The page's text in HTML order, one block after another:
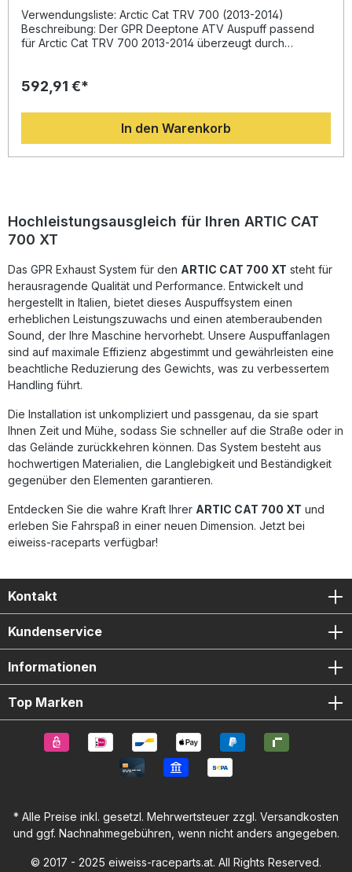
Verwendungsliste: Arctic Cat TRV 700 (2013-2014)
Beschreibung: Der GPR Deeptone ATV Auspuff passend
für Arctic Cat TRV 700 2013-2014 überzeugt durch
homologierte Schalldämpfer eine deutliche
eine signifikante Gewichtsreduktion im Vergleich zur
Serienanlage. Der satten, tiefen Sound können Sie dank
des mitgelieferten, herausnehmbaren db Killers individuell
anpassen. Die Anlage wird inklusive fahrzeugspezifischer
garantieren Langlebigkeit und eine konstant hohe
Produktqualität. Homologierter Endschalldämpfer mit
entnehmbarem db Killer Deutliche Verbesserung von
– einfache Montage Gefertigt in Italien, DIN-zertifizierte
Qualität Inklusive fahrzeugspezifischer Halterungen und
Zubehör Lieferumfang: GPR Deeptone ATV
Endschalldämpfer Herausnehmbarer db Killer
Verbindungsrohr (Link Pipe) Fahrzeugspezifische
Halterungen Montagezubehör
592,91 €*
In den Warenkorb
Hochleistungsausgleich für Ihren ARTIC CAT
700 XT
Das GPR Exhaust System für den ARTIC CAT 700 XT steht für
herausragende Qualität und Performance. Entwickelt und
hergestellt in Italien, bietet dieses Auspuffsystem einen
erheblichen Leistungszuwachs und einen atemberaubenden
Sound, der Ihre Maschine hervorhebt. Unsere Auspuffanlagen
sind auf maximale Effizienz abgestimmt und gewährleisten eine
beachtliche Reduzierung des Gewichts, was zu verbessertem
Handling führt.
Die Installation ist unkompliziert und passgenau, da sie spart
Ihnen Zeit und Mühe, sodass Sie schneller auf die Straße oder in
das Gelände zurückkehren können. Das System besteht aus
hochwertigen Materialien, die Langlebigkeit und Beständigkeit
gegenüber den Elementen garantieren.
Entdecken Sie die wahre Kraft Ihrer ARTIC CAT 700 XT und
erleben Sie Fahrspaß in einer neuen Dimension. Jetzt bei
eiweiss-raceparts verfügbar!
Kontakt
Kundenservice
Informationen
Top Marken
* Alle Preise inkl. gesetzl. Mehrwertsteuer zzgl. Versandkosten
und ggf. Nachnahmegebühren, wenn nicht anders angegeben.
© 2017 - 2025 eiweiss-raceparts.at. All Rights Reserved.